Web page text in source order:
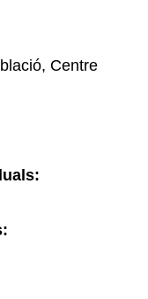
Centre